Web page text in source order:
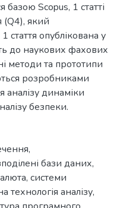
Scopus, 1 статті
(Q4), який
стаття опублікована у
до наукових фахових
методи та прототипи
розробниками
динаміки
безпеки.
,
бази даних,
, системи
технологія аналізу,